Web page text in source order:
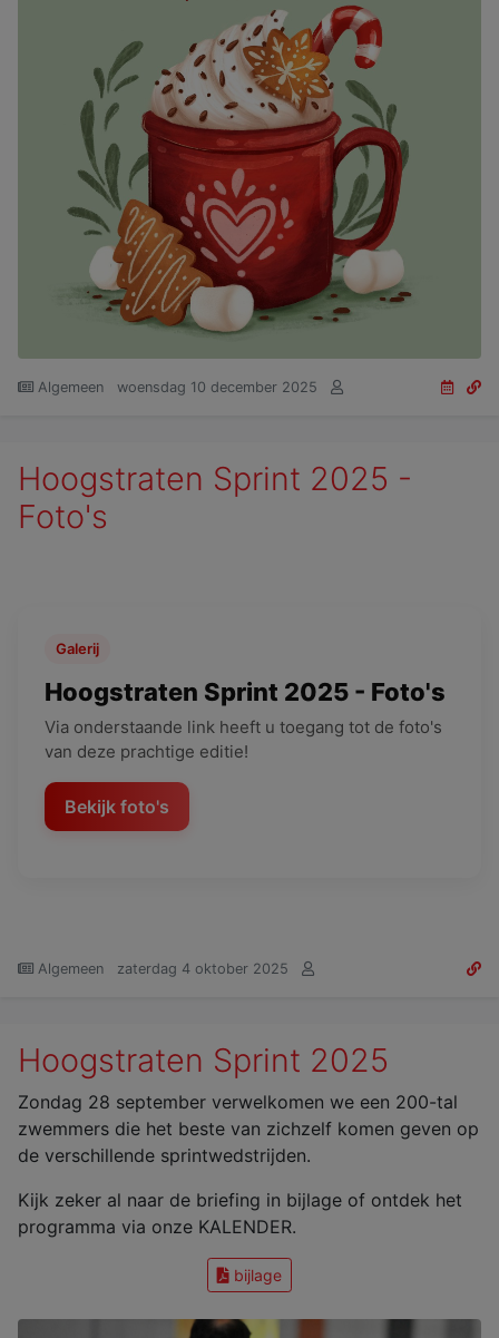
Algemeen woensdag 10 december 2025
Hoogstraten Sprint 2025 -
Foto's
Galerij
Hoogstraten Sprint 2025 - Foto's
Via onderstaande link heeft u toegang tot de foto's
van deze prachtige editie!
Bekijk foto's
Algemeen zaterdag 4 oktober 2025
Hoogstraten Sprint 2025
Zondag 28 september verwelkomen we een 200-tal
zwemmers die het beste van zichzelf komen geven op
de verschillende sprintwedstrijden.
Kijk zeker al naar de briefing in bijlage of ontdek het
programma via onze KALENDER.
bijlage